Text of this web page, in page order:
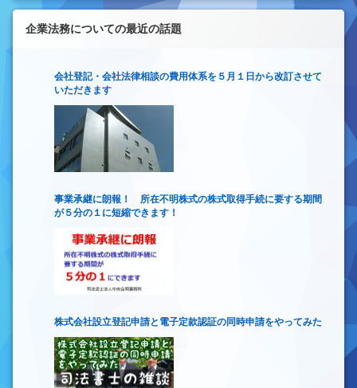
企業法務についての最近の話題
会社登記・会社法律相談の費用体系を５月１日から改訂させて
いただきます
事業承継に朗報！ 所在不明株式の株式取得手続に要する期間
が５分の１に短縮できます！
株式会社設立登記申請と電子定款認証の同時申請をやってみた